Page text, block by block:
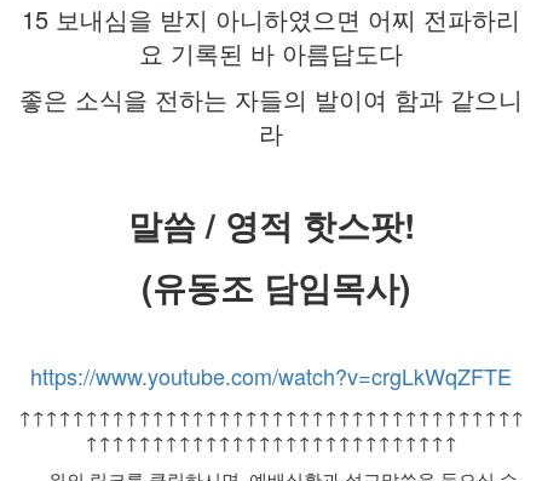
15 보내심을 받지 아니하였으면 어찌 전파하리
요 기록된 바 아름답도다
좋은 소식을 전하는 자들의 발이여 함과 같으니
라
말씀 / 영적 핫스팟!
(유동조 담임목사)
https://www.youtube.com/watch?v=crgLkWqZFTE
↑↑↑↑↑↑↑↑↑↑↑↑↑↑↑↑↑↑↑↑↑↑↑↑↑↑↑↑↑↑↑↑↑↑↑↑↑↑
↑↑↑↑↑↑↑↑↑↑↑↑↑↑↑↑↑↑↑↑↑↑↑↑↑↑↑↑